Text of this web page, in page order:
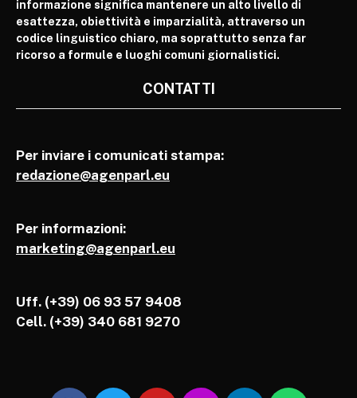
informazione significa mantenere un alto livello di
esattezza, obiettività e imparzialità, attraverso un
codice linguistico chiaro, ma soprattutto senza far
ricorso a formule e luoghi comuni giornalistici.
CONTATTI
Per inviare i comunicati stampa:
redazione@agenparl.eu
Per informazioni:
marketing@agenparl.eu
Uff. (+39) 06 93 57 9408
Cell. (+39) 340 681 9270